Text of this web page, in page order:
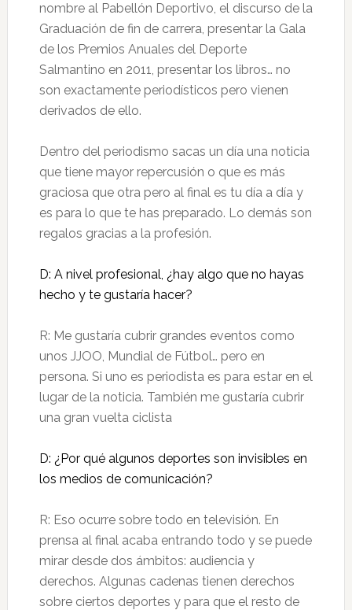
nombre al Pabellón Deportivo, el discurso de la
Graduación de fin de carrera, presentar la Gala
de los Premios Anuales del Deporte
Salmantino en 2011, presentar los libros… no
son exactamente periodísticos pero vienen
derivados de ello.
Dentro del periodismo sacas un día una noticia
que tiene mayor repercusión o que es más
graciosa que otra pero al final es tu día a día y
es para lo que te has preparado. Lo demás son
regalos gracias a la profesión.
D: A nivel profesional, ¿hay algo que no hayas
hecho y te gustaría hacer?
R: Me gustaría cubrir grandes eventos como
unos JJOO, Mundial de Fútbol… pero en
persona. Si uno es periodista es para estar en el
lugar de la noticia. También me gustaría cubrir
una gran vuelta ciclista
D: ¿Por qué algunos deportes son invisibles en
los medios de comunicación?
R: Eso ocurre sobre todo en televisión. En
prensa al final acaba entrando todo y se puede
mirar desde dos ámbitos: audiencia y
derechos. Algunas cadenas tienen derechos
sobre ciertos deportes y para que el resto de